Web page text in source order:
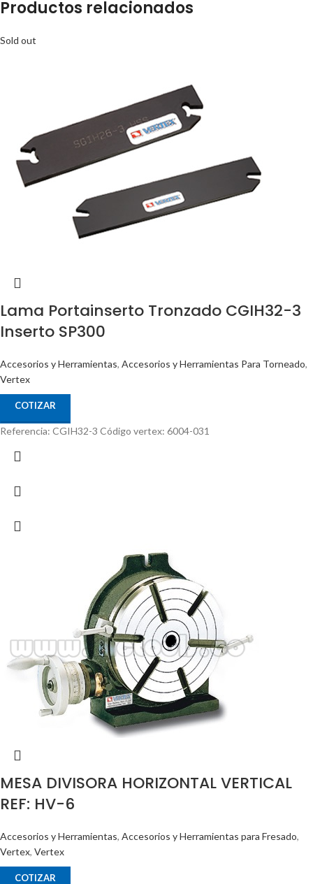
Productos relacionados
Sold out
Lama Portainserto Tronzado CGIH32-3
Inserto SP300
Accesorios y Herramientas, Accesorios y Herramientas Para Torneado,
Vertex
COTIZAR
Referencia: CGIH32-3 Código vertex: 6004-031
MESA DIVISORA HORIZONTAL VERTICAL
REF: HV-6
Accesorios y Herramientas, Accesorios y Herramientas para Fresado,
Vertex, Vertex
COTIZAR